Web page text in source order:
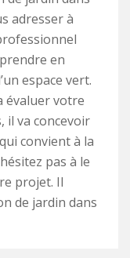
adresser à
en
espace vert.
évaluer votre
il va concevoir
convient à la
pas à le
projet. Il
de jardin dans